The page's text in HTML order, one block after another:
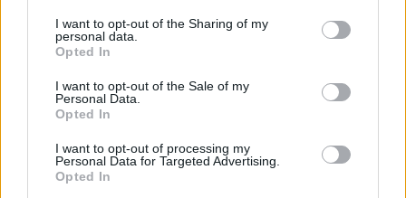
I want to opt-out of the Sharing of my
personal data.
Opted In
I want to opt-out of the Sale of my
Personal Data.
Opted In
I want to opt-out of processing my
Personal Data for Targeted Advertising.
Opted In